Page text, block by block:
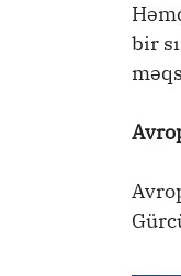
bir